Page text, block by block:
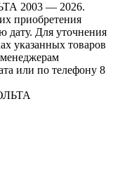
2003 — 2026.
приобретения
дату. Для уточнения
указанных товаров
или по телефону 8